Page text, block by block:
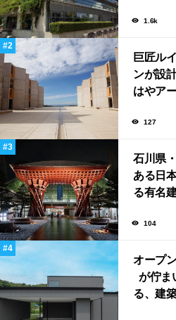
タバか
1.6k
巨匠ル
ンが設
はやア
研究
127
石川県
ある日
る有名
104
オープ
が佇ま
る、建